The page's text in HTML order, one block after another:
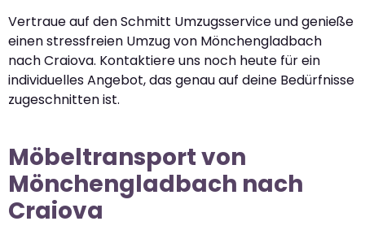
Vertraue auf den Schmitt Umzugsservice und genieße
einen stressfreien Umzug von Mönchengladbach
nach Craiova. Kontaktiere uns noch heute für ein
individuelles Angebot, das genau auf deine Bedürfnisse
zugeschnitten ist.
Möbeltransport von
Mönchengladbach nach
Craiova